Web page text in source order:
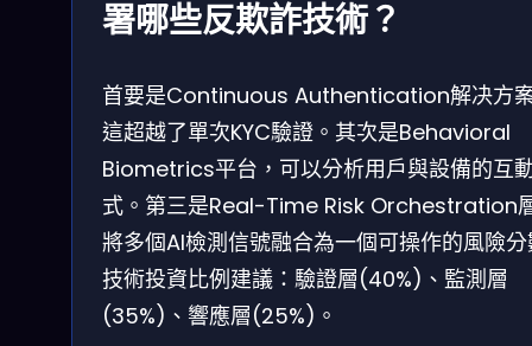
署哪些反欺詐技術？
首要是Continuous Authentication解决方
這超越了單次KYC驗證。其次是Behavioral
Biometrics平台，可以分析用戶與設備的互
式。第三是Real-Time Risk Orchestration
將多個AI檢測信號融合為一個可操作的風險
技術投資比例建議：驗證層(40%)、監測層
(35%)、響應層(25%)。